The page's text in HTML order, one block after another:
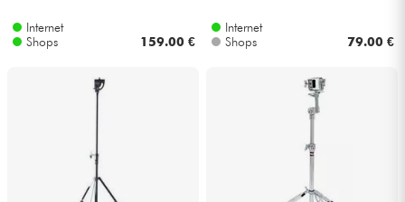
Internet
Shops
159.00 €
Internet
Shops
79.00 €